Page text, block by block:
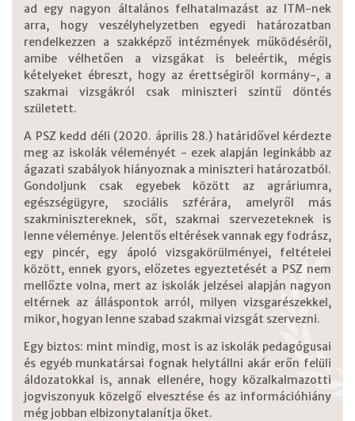
ad egy nagyon általános felhatalmazást az ITM-nek
arra, hogy veszélyhelyzetben egyedi határozatban
rendelkezzen a szakképző intézmények működéséről,
amibe vélhetően a vizsgákat is beleértik, mégis
kételyeket ébreszt, hogy az érettségiről kormány-, a
szakmai vizsgákról csak miniszteri szintű döntés
született.
A PSZ kedd déli (2020. április 28.) határidővel kérdezte
meg az iskolák véleményét - ezek alapján leginkább az
ágazati szabályok hiányoznak a miniszteri határozatból.
Gondoljunk csak egyebek között az agráriumra,
egészségügyre, szociális szférára, amelyről más
szakminisztereknek, sőt, szakmai szervezeteknek is
lenne véleménye. Jelentős eltérések vannak egy fodrász,
egy pincér, egy ápoló vizsgakörülményei, feltételei
között, ennek gyors, előzetes egyeztetését a PSZ nem
mellőzte volna, mert az iskolák jelzései alapján nagyon
eltérnek az álláspontok arról, milyen vizsgarészekkel,
mikor, hogyan lenne szabad szakmai vizsgát szervezni.
Egy biztos: mint mindig, most is az iskolák pedagógusai
és egyéb munkatársai fognak helytállni akár erőn felüli
áldozatokkal is, annak ellenére, hogy közalkalmazotti
jogviszonyuk közelgő elvesztése és az információhiány
még jobban elbizonytalanítja őket.